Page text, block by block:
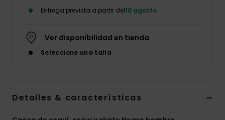
Entrega prevista a partir del10 agosto
Ver disponibilidad en tienda
Seleccione una talla
Detalles & características